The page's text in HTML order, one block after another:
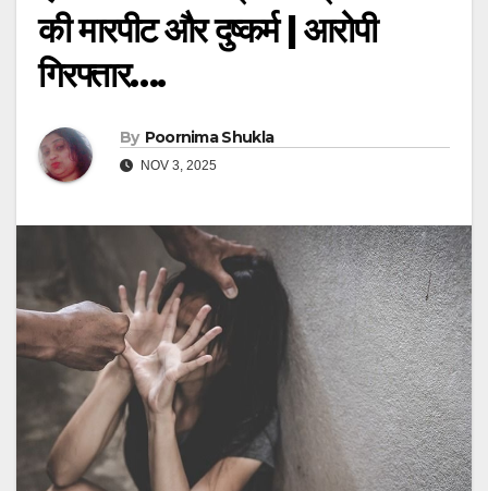
की मारपीट और दुष्कर्म | आरोपी
गिरफ्तार….
By Poornima Shukla
NOV 3, 2025